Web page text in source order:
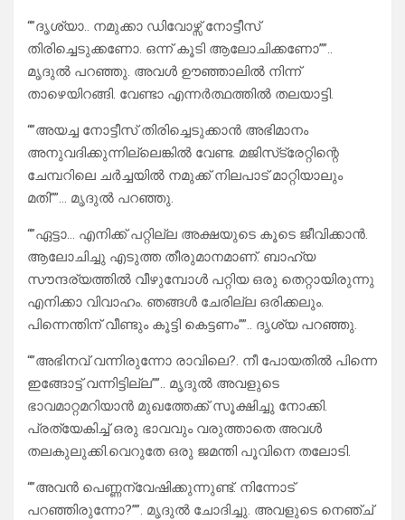
“”ദൃശ്യാ.. നമുക്കാ ഡിവോഴ്സ് നോട്ടീസ്
തിരിച്ചെടുക്കണോ. ഒന്ന് കൂടി ആലോചിക്കണോ””..
മൃദുൽ പറഞ്ഞു. അവൾ ഊഞ്ഞാലിൽ നിന്ന്
താഴെയിറങ്ങി. വേണ്ടാ എന്നർത്ഥത്തിൽ തലയാട്ടി.
“”അയച്ച നോട്ടീസ് തിരിച്ചെടുക്കാൻ അഭിമാനം
അനുവദിക്കുന്നില്ലെങ്കിൽ വേണ്ട. മജിസ്‌ട്രേറ്റിന്റെ
ചേമ്പറിലെ ചർച്ചയിൽ നമുക്ക് നിലപാട് മാറ്റിയാലും
മതി””… മൃദുൽ പറഞ്ഞു.
“”ഏട്ടാ… എനിക്ക് പറ്റില്ല അക്ഷയുടെ കൂടെ ജീവിക്കാൻ.
ആലോചിച്ചു എടുത്ത തീരുമാനമാണ്. ബാഹ്യ
സൗന്ദര്യത്തിൽ വീഴുമ്പോൾ പറ്റിയ ഒരു തെറ്റായിരുന്നു
എനിക്കാ വിവാഹം. ഞങ്ങൾ ചേരില്ല ഒരിക്കലും.
പിന്നെന്തിന് വീണ്ടും കൂട്ടി കെട്ടണം””.. ദൃശ്യ പറഞ്ഞു.
“”അഭിനവ് വന്നിരുന്നോ രാവിലെ?. നീ പോയതിൽ പിന്നെ
ഇങ്ങോട്ട് വന്നിട്ടില്ല””.. മൃദുൽ അവളുടെ
ഭാവമാറ്റമറിയാൻ മുഖത്തേക്ക് സൂക്ഷിച്ചു നോക്കി.
പ്രത്യേകിച്ച് ഒരു ഭാവവും വരുത്താതെ അവൾ
തലകുലുക്കി.വെറുതേ ഒരു ജമന്തി പൂവിനെ തലോടി.
“”അവൻ പെണ്ണന്വേഷിക്കുന്നുണ്ട്. നിന്നോട്
പറഞ്ഞിരുന്നോ?””. മൃദുൽ ചോദിച്ചു. അവളുടെ നെഞ്ച്